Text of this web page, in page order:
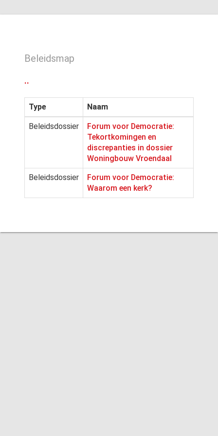
Beleidsmap
..
Type Naam
Beleidsdossier
Forum voor Democratie:
Tekortkomingen en
discrepanties in dossier
Woningbouw Vroendaal
Beleidsdossier
Forum voor Democratie:
Waarom een kerk?